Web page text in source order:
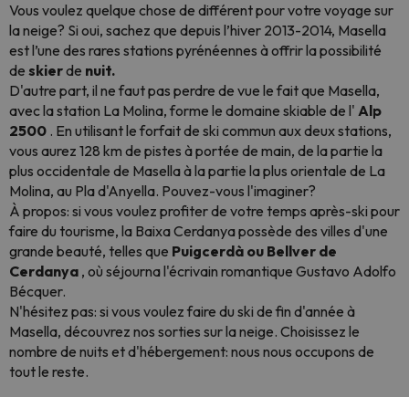
Vous voulez quelque chose de différent pour votre voyage sur
la neige? Si oui, sachez que depuis l’hiver 2013-2014, Masella
est l’une des rares stations pyrénéennes à offrir la possibilité
de skierde nuit.
D'autre part, il ne faut pas perdre de vue le fait que Masella,
avec la station La Molina, forme le domaine skiable de l' Alp
2500 . En utilisant le forfait de ski commun aux deux stations,
vous aurez 128 km de pistes à portée de main, de la partie la
plus occidentale de Masella à la partie la plus orientale de La
Molina, au Pla d'Anyella. Pouvez-vous l'imaginer?
À propos: si vous voulez profiter de votre temps après-ski pour
faire du tourisme, la Baixa Cerdanya possède des villes d'une
grande beauté, telles que Puigcerdà ou Bellver de
Cerdanya , où séjourna l'écrivain romantique Gustavo Adolfo
Bécquer.
N'hésitez pas: si vous voulez faire du ski de fin d'année à
Masella, découvrez nos sorties sur la neige. Choisissez le
nombre de nuits et d'hébergement: nous nous occupons de
tout le reste.